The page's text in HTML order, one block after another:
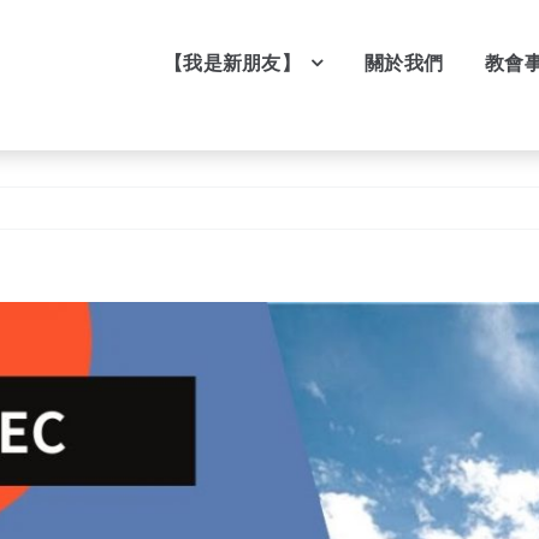
【我是新朋友】 關於我們 教會